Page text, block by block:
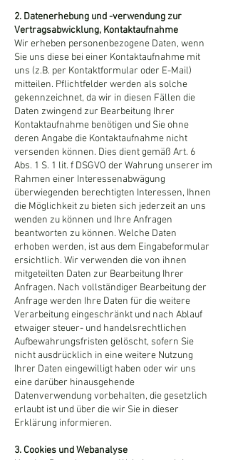
2. Datenerhebung und -verwendung zur
Vertragsabwicklung, Kontaktaufnahme
Wir erheben personenbezogene Daten, wenn
Sie uns diese bei einer Kontaktaufnahme mit
uns (z.B. per Kontaktformular oder E-Mail)
mitteilen. Pflichtfelder werden als solche
gekennzeichnet, da wir in diesen Fällen die
Daten zwingend zur Bearbeitung Ihrer
Kontaktaufnahme benötigen und Sie ohne
deren Angabe die Kontaktaufnahme nicht
versenden können. Dies dient gemäß Art. 6
Abs. 1 S. 1 lit. f DSGVO der Wahrung unserer im
Rahmen einer Interessenabwägung
überwiegenden berechtigten Interessen, Ihnen
die Möglichkeit zu bieten sich jederzeit an uns
wenden zu können und Ihre Anfragen
beantworten zu können. Welche Daten
erhoben werden, ist aus dem Eingabeformular
ersichtlich. Wir verwenden die von ihnen
mitgeteilten Daten zur Bearbeitung Ihrer
Anfragen. Nach vollständiger Bearbeitung der
Anfrage werden Ihre Daten für die weitere
Verarbeitung eingeschränkt und nach Ablauf
etwaiger steuer- und handelsrechtlichen
Aufbewahrungsfristen gelöscht, sofern Sie
nicht ausdrücklich in eine weitere Nutzung
Ihrer Daten eingewilligt haben oder wir uns
eine darüber hinausgehende
Datenverwendung vorbehalten, die gesetzlich
erlaubt ist und über die wir Sie in dieser
Erklärung informieren.
3. Cookies und Webanalyse